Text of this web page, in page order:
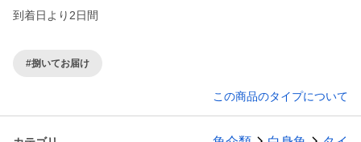
到着日より2日間
#捌いてお届け
この商品のタイプについて